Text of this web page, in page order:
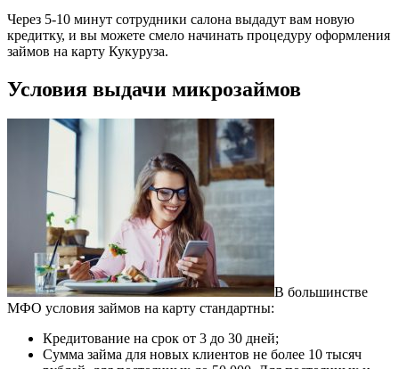
Через 5-10 минут сотрудники салона выдадут вам новую
кредитку, и вы можете смело начинать процедуру оформления
займов на карту Кукуруза.
Условия выдачи микрозаймов
В большинстве
МФО условия займов на карту стандартны:
Кредитование на срок от 3 до 30 дней;
Сумма займа для новых клиентов не более 10 тысяч